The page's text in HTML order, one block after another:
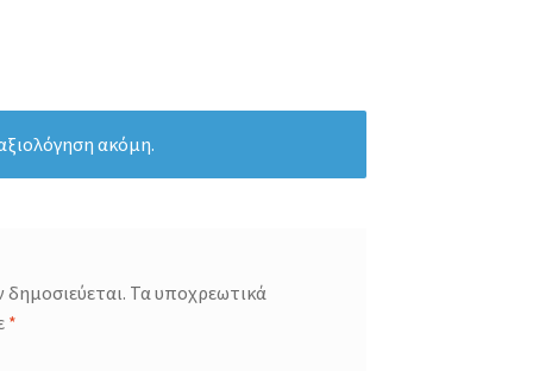
ακόμη.
δημοσιεύεται. Τα υποχρεωτικά
*